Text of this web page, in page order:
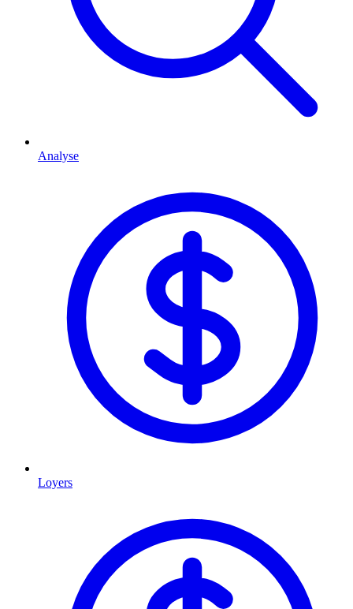
Analyse
Loyers